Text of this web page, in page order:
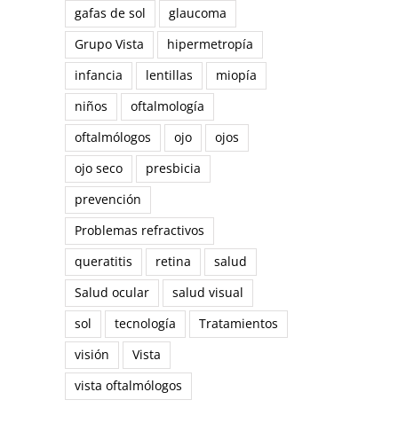
gafas de sol
glaucoma
Grupo Vista
hipermetropía
infancia
lentillas
miopía
niños
oftalmología
oftalmólogos
ojo
ojos
ojo seco
presbicia
prevención
Problemas refractivos
queratitis
retina
salud
Salud ocular
salud visual
sol
tecnología
Tratamientos
visión
Vista
vista oftalmólogos